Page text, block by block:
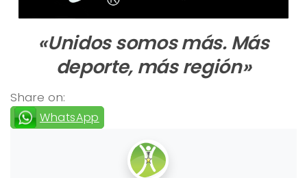
«Unidos somos más. Más
deporte, más región»
Share on:
WhatsApp